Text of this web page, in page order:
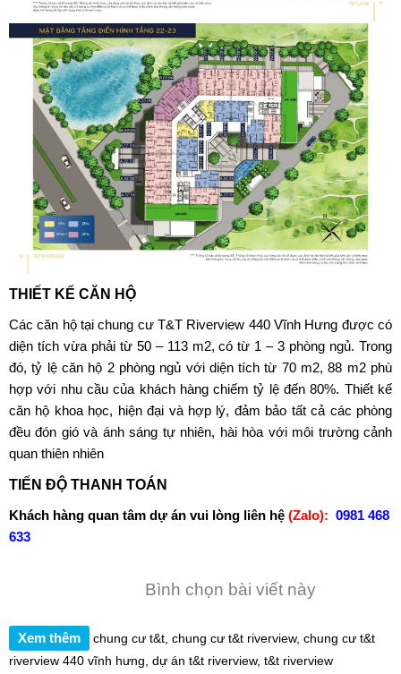
THIẾT KẾ CĂN HỘ
Các căn hộ tại chung cư T&T Riverview 440 Vĩnh Hưng được có
diện tích vừa phải từ 50 – 113 m2, có từ 1 – 3 phòng ngủ. Trong
đó, tỷ lệ căn hộ 2 phòng ngủ với diện tích từ 70 m2, 88 m2 phù
hợp với nhu cầu của khách hàng chiếm tỷ lệ đến 80%. Thiết kế
căn hộ khoa học, hiện đại và hợp lý, đảm bảo tất cả các phòng
đều đón gió và ánh sáng tự nhiên, hài hòa với môi trường cảnh
quan thiên nhiên
TIẾN ĐỘ THANH TOÁN
Khách hàng quan tâm dự án vui lòng liên hệ (Zalo): 0981 468
633
Bình chọn bài viết này
Xem thêm chung cư t&t, chung cư t&t riverview, chung cư t&t
riverview 440 vĩnh hưng, dự án t&t riverview, t&t riverview